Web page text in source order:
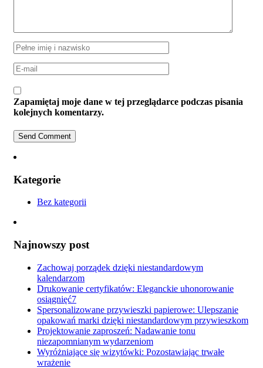
Zapamiętaj moje dane w tej przeglądarce podczas pisania
kolejnych komentarzy.
Kategorie
Bez kategorii
Najnowszy post
Zachowaj porządek dzięki niestandardowym
kalendarzom
Drukowanie certyfikatów: Eleganckie uhonorowanie
osiągnięć7
Spersonalizowane przywieszki papierowe: Ulepszanie
opakowań marki dzięki niestandardowym przywieszkom
Projektowanie zaproszeń: Nadawanie tonu
niezapomnianym wydarzeniom
Wyróżniające się wizytówki: Pozostawiając trwałe
wrażenie